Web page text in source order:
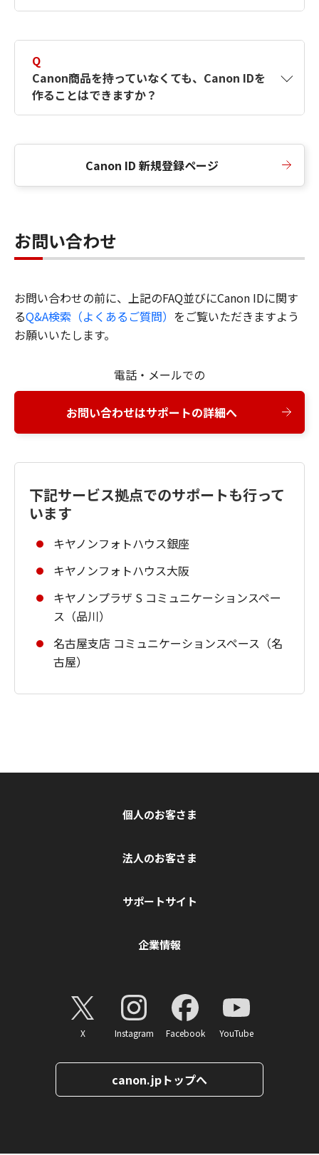
Canon IDの登録フォームを入力します。
Q
Canon商品を持っていなくても、Canon IDを
作ることはできますか？
Canon ID 新規登録ページ
お問い合わせ
お問い合わせの前に、上記のFAQ並びにCanon IDに関す
るQ&A検索（よくあるご質問） をご覧いただきますよう
お願いいたします。
電話・メールでの
お問い合わせはサポートの詳細へ
下記サービス拠点でのサポートも行って
います
キヤノンフォトハウス銀座
キヤノンフォトハウス大阪
キヤノンプラザ S コミュニケーションスペー
ス（品川）
名古屋支店 コミュニケーションスペース（名
古屋）
個人のお客さま
法人のお客さま
サポートサイト
企業情報
X Instagram Facebook YouTube
canon.jpトップへ